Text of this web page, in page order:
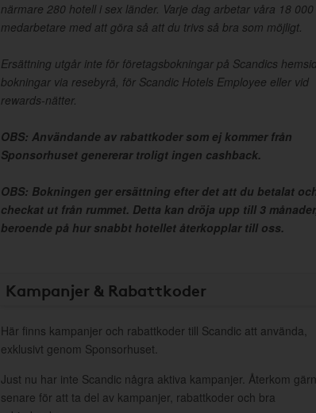
närmare 280 hotell i sex länder. Varje dag arbetar våra 18 000
medarbetare med att göra så att du trivs så bra som möjligt.
Ersättning utgår inte för företagsbokningar på Scandics
bokningar via resebyrå, för Scandic Hotels Employee eller vid
rewards-nätter.
OBS: Användande av rabattkoder som ej kommer från
Sponsorhuset genererar troligt ingen cashback.
OBS: Bokningen ger ersättning efter det att du betalat
checkat ut från rummet. Detta kan dröja upp till 3
beroende på hur snabbt hotellet återkopplar till oss.
Kampanjer & Rabattkoder
Här finns kampanjer och rabattkoder till Scandic att använda,
exklusivt genom Sponsorhuset.
Just nu har inte Scandic några aktiva kampanjer. Återkom
senare för att ta del av kampanjer, rabattkoder och bra